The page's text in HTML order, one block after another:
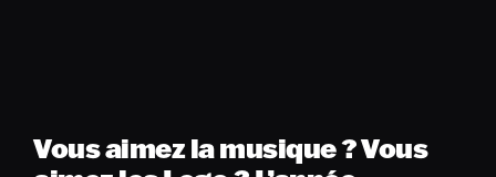
Vous aimez la musique ? Vous